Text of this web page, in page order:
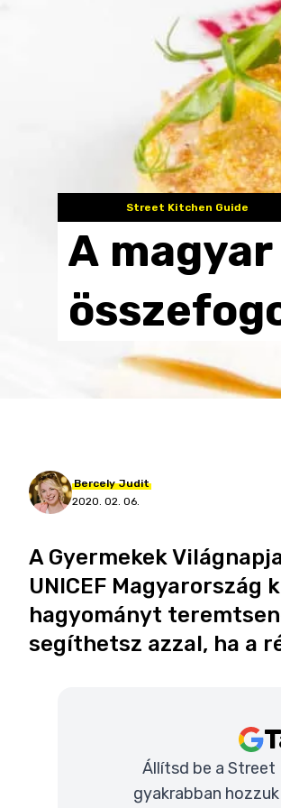
Street Kitchen Guide
A magyar
Bercely Judit
2020. 02. 06.
A Gyermekek
UNICEF
hagyományt
segíthetsz azzal, ha a
Állítsd be a Street
gyakrabban